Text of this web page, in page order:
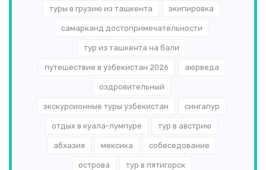
туры в грузию из ташкента экипировка
самарканд достопримечательности
тур из ташкента на бали
путешествие в узбекистан 2026 аюрведа
оздровительный
экскурсионные туры узбекистан сингапур
отдых в куала-лумпуре тур в австрию
абхазия мексика собеседование
острова тур в пятигорск